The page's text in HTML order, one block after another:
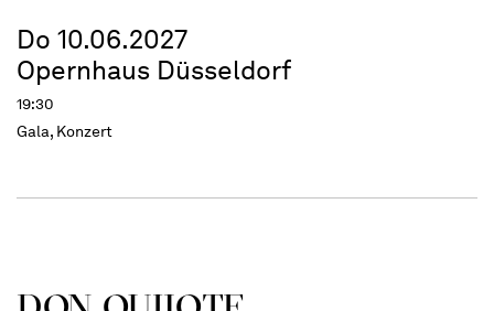
Do 10.06.2027
Opernhaus Düsseldorf
19:30
Gala, Konzert